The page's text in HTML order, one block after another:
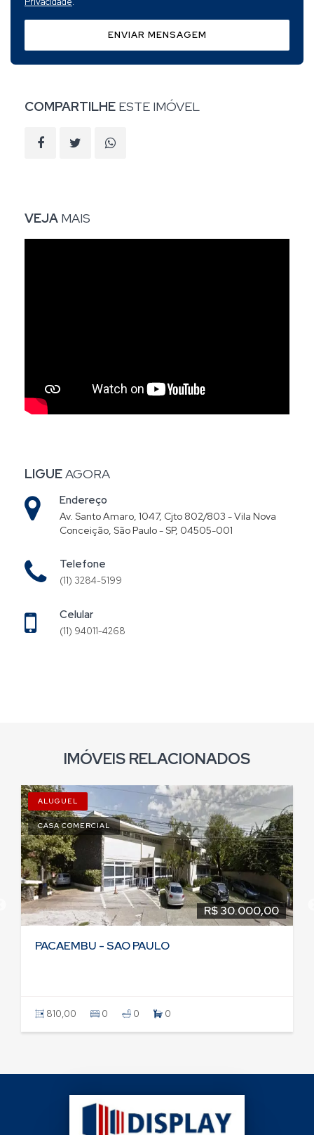
ENVIAR MENSAGEM
COMPARTILHE ESTE IMÓVEL
VEJA MAIS
LIGUEAGORA
Endereço
Av. Santo Amaro, 1047, Cjto 802/803 - Vila Nova
Conceição, São Paulo - SP, 04505-001
Telefone
(11) 3284-5199
Celular
(11) 94011-4268
IMÓVEIS RELACIONADOS
ALUGUEL
CASA COMERCIAL
R$ 30.000,00
PACAEMBU - SAO PAULO
810,00 0 0 0